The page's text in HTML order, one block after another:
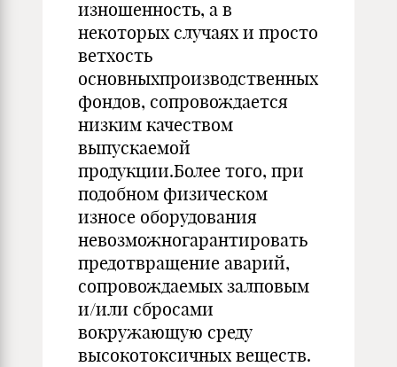
изношенность, а в
некоторых случаях и просто
ветхость
основныхпроизводственных
фондов, сопровождается
низким качеством
выпускаемой
продукции.Более того, при
подобном физическом
износе оборудования
невозможногарантировать
предотвращение аварий,
сопровождаемых залповым
и/или сбросами
вокружающую среду
высокотоксичных веществ.